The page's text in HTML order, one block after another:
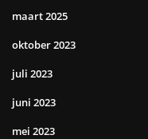
maart 2025
oktober 2023
juli 2023
juni 2023
mei 2023